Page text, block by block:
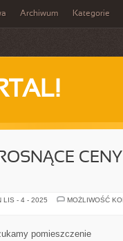
Archiwum Kategorie
LIS - 4 - 2025
MOŻLIWOŚĆ
pomieszczenie